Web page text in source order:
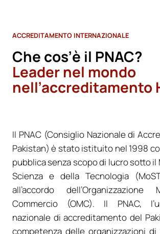
ACCREDITAMENTO INTERNAZIONALE
Che cos’è il PNAC?
Leader nel mondo
nell’accreditamento
Il PNAC (Consiglio Nazionale di
Pakistan) è stato istituito nel 1998
pubblica senza scopo di lucro sotto
Scienza e della Tecnologia
all’accordo
Commercio (OMC). Il PNAC,
nazionale di accreditamento del
competenza delle organizzazioni